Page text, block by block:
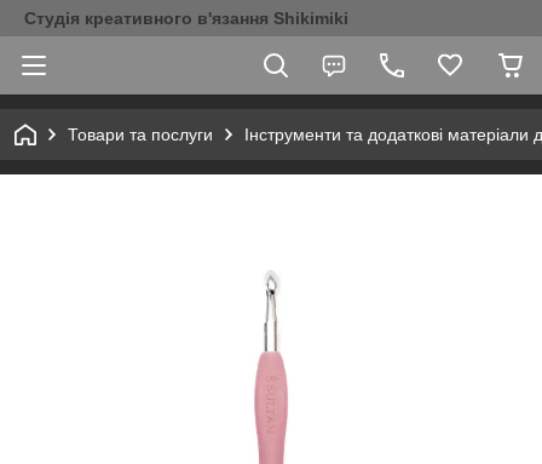
Студія креативного в'язання Shikimiki
Товари та послуги Інструменти та додаткові матеріали